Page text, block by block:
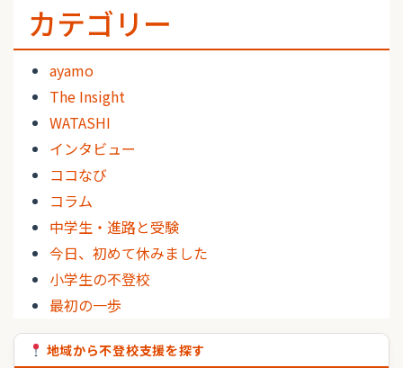
カテゴリー
ayamo
The Insight
WATASHI
インタビュー
ココなび
コラム
中学生・進路と受験
今日、初めて休みました
小学生の不登校
最初の一歩
地域から不登校支援を探す